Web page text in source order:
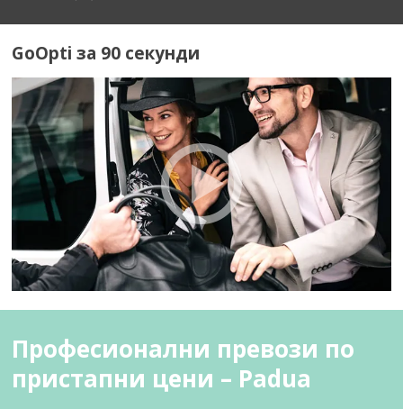
GoOpti за 90 секунди
Професионални превози по
пристапни цени – Padua